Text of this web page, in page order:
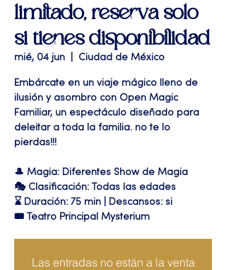
limitado, reserva solo
si tienes disponibilidad
mié, 04 jun Ciudad de México
Embárcate en un viaje mágico lleno de
ilusión y asombro con Open Magic
Familiar, un espectáculo diseñado para
deleitar a toda la familia. no te lo
pierdas!!!
🎩 Magia: Diferentes Show de Magia
🎭 Clasificación: Todas las edades
⌛ Duración: 75 min | Descansos: si
🎟 Teatro Principal Mysterium
Las entradas no están a la venta